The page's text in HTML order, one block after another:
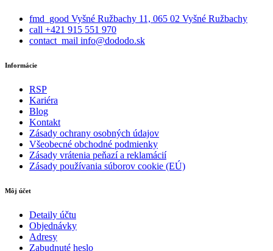
fmd_good Vyšné Ružbachy 11, 065 02 Vyšné Ružbachy
call +421 915 551 970
contact_mail info@dododo.sk
Informácie
RSP
Kariéra
Blog
Kontakt
Zásady ochrany osobných údajov
Všeobecné obchodné podmienky
Zásady vrátenia peňazí a reklamácií
Zásady používania súborov cookie (EÚ)
Môj účet
Detaily účtu
Objednávky
Adresy
Zabudnuté heslo